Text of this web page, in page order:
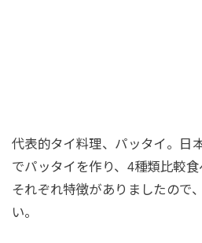
代表的タイ料理、パッタイ。日
でパッタイを作り、4種類比較食
それぞれ特徴がありましたので
い。